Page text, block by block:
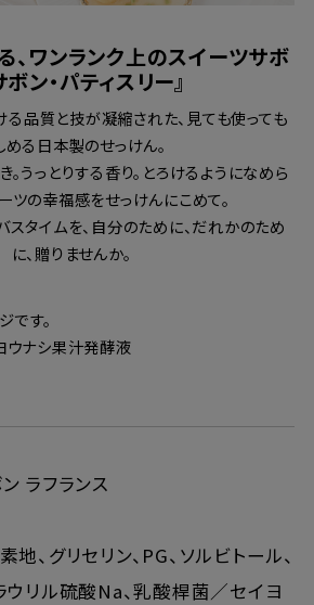
、ワンランク上のスイーツサボ
ボン・パティスリー』
品質と技が凝縮された、見ても使っても
める日本製のせっけん。
。うっとりする香り。とろけるようになめら
ツの幸福感をせっけんにこめて。
タイムを、自分のために、だれかのため
に、贈りませんか。
です。
ナシ果汁発酵液
ラフランス
地、グリセリン、PG、ソルビトール、
ウリル硫酸Na、乳酸桿菌／セイヨ